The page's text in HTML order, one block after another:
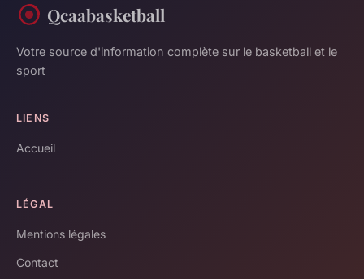
Qcaabasketball
Votre source d'information complète sur le basketball et le
sport
LIENS
Accueil
LÉGAL
Mentions légales
Contact